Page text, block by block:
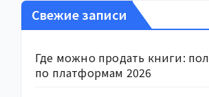
Свежие записи
Где можно продать книги:
по платформам 2026